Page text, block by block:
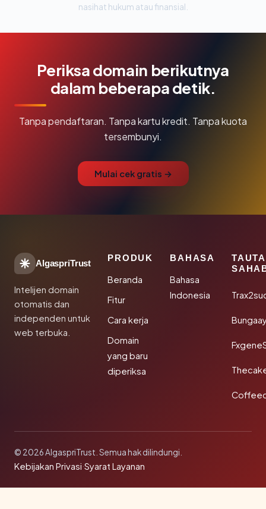
nasihat hukum atau finansial.
Periksa domain berikutnya
dalam beberapa detik.
Tanpa pendaftaran. Tanpa kartu kredit. Tanpa kuota
tersembunyi.
Mulai cek gratis →
AlgaspriTrust
Intelijen domain
otomatis dan
independen untuk
web terbuka.
PRODUK
Beranda
Fitur
Cara kerja
Domain
yang baru
diperiksa
BAHASA
Bahasa
Indonesia
© 2026 AlgaspriTrust. Semua hak dilindungi.
Kebijakan Privasi·Syarat Layanan